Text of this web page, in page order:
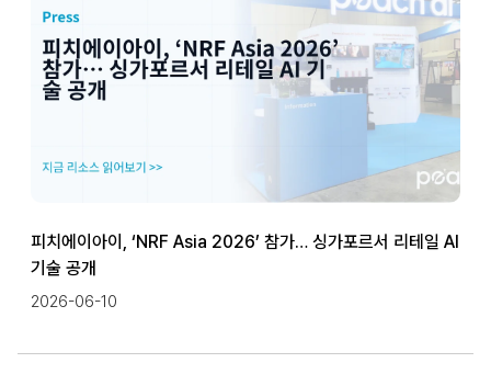
피치에이아이, ‘NRF Asia 2026’ 참가… 싱가포르서 리테일 AI
기술 공개
2026-06-10